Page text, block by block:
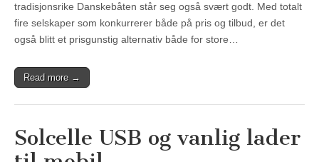
tradisjonsrike Danskebåten står seg også svært godt. Med totalt
fire selskaper som konkurrerer både på pris og tilbud, er det
også blitt et prisgunstig alternativ både for store…
Read more →
Solcelle USB og vanlig lader